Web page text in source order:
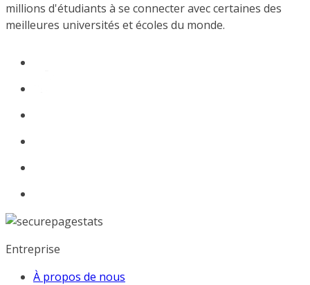
millions d'étudiants à se connecter avec certaines des
meilleures universités et écoles du monde.
Entreprise
À propos de nous